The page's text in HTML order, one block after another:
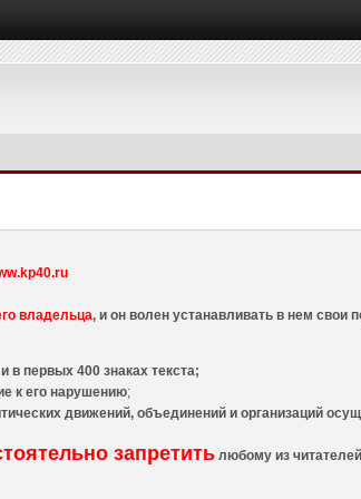
владельца, и он волен устанавливать в нем
в первых 400 знаках текста;
к его нарушению;
движений, объединений и организаций
запретить любому из